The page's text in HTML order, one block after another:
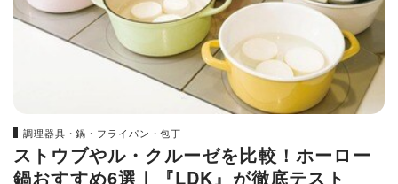
調理器具・鍋・フライパン・包丁
ストウブやル・クルーゼを比較！ホーロー
鍋おすすめ6選｜『LDK』が徹底テスト